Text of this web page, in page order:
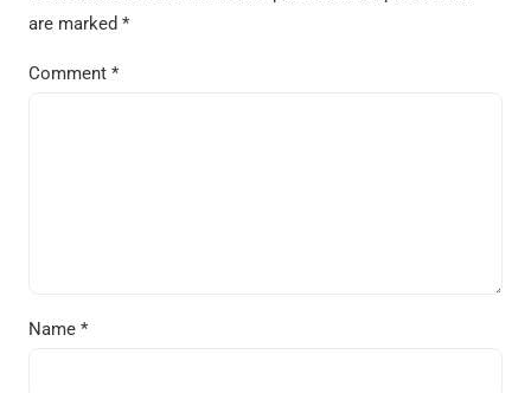
are marked *
Comment *
Name *